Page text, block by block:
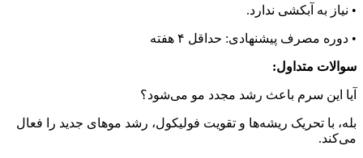
• نیاز به آبکشی ندارد.
• دوره مصرف پیشنهادی: حداقل ۴ هفته
سوالات متداول:
آیا این سرم باعث رشد مجدد مو می‌شود؟
بله، با تحریک ریشه‌ها و تقویت فولیکول، رشد موهای جدید را فعال
می‌کند.